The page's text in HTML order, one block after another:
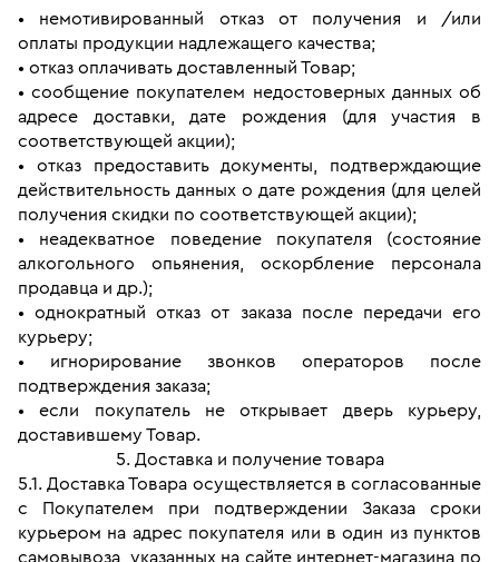
• немотивированный отказ от получения и /или
оплаты продукции надлежащего качества;
• отказ оплачивать доставленный Товар;
• сообщение покупателем недостоверных данных об
адресе доставки, дате рождения (для участия в
соответствующей акции);
• отказ предоставить документы, подтверждающие
действительность данных о дате рождения (для целей
получения скидки по соответствующей акции);
• неадекватное поведение покупателя (состояние
алкогольного опьянения, оскорбление персонала
продавца и др.);
• однократный отказ от заказа после передачи его
курьеру;
• игнорирование звонков операторов после
подтверждения заказа;
• если покупатель не открывает дверь курьеру,
доставившему Товар.
5. Доставка и получение товара
5.1. Доставка Товара осуществляется в согласованные
с Покупателем при подтверждении Заказа сроки
курьером на адрес покупателя или в один из пунктов